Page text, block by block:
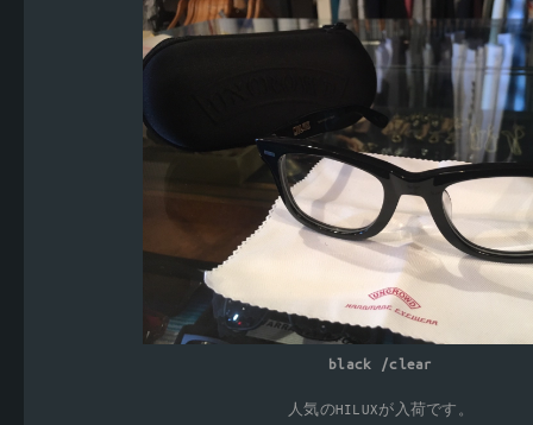
black /clear
人気のHILUXが入荷です。